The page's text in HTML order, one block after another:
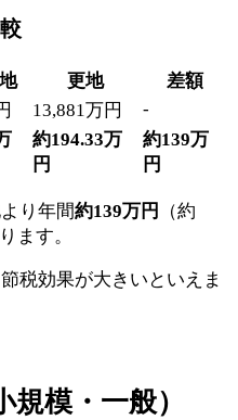
更地
差額
13,881万円
-
約194.33万
円
約139万
円
り年間約139万円
（約
ます。
税効果が大きいといえま
模・一般）